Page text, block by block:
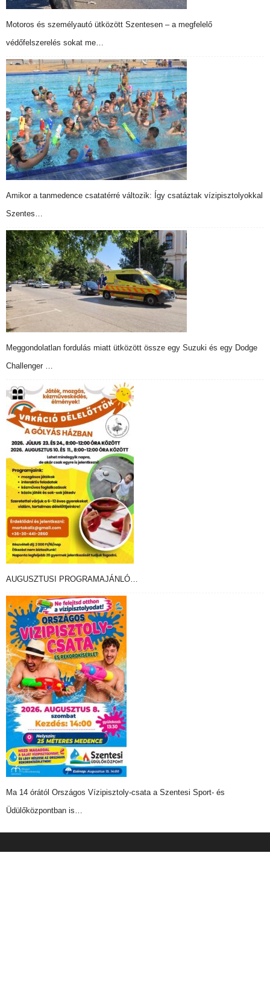
Motoros és személyautó ütközött Szentesen – a megfelelő
védőfelszerelés sokat me…
Amikor a tanmedence csatatérré változik: Így csatáztak vízipisztolyokkal
Szentes…
Meggondolatlan fordulás miatt ütközött össze egy Suzuki és egy Dodge
Challenger …
AUGUSZTUSI PROGRAMAJÁNLÓ…
Ma 14 órától Országos Vízipisztoly-csata a Szentesi Sport- és
Üdülőközpontban is…